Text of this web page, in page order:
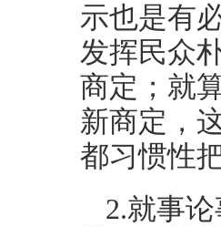
示也是有
发挥民众
商定；就
新商定，
都习惯性
2.就事